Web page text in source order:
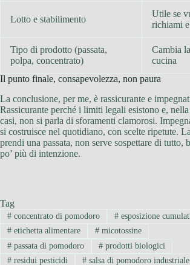
Lotto e stabilimento
Utile se
richiami
Tipo di prodotto (passata,
polpa, concentrato)
Cambia la
cucina
Il punto finale, consapevolezza, non paura
La conclusione, per me, è rassicurante e
Rassicurante perché i limiti legali esistono e,
casi, non si parla di sforamenti clamorosi.
si costruisce nel quotidiano, con scelte ripetute.
prendi una passata, non serve sospettare di tutto,
po’ più di intenzione.
Tag
#concentrato di pomodoro #esposizione
#etichetta alimentare #micotossine
#passata di pomodoro #prodotti biologici
#residui pesticidi #salsa di pomodoro industriale